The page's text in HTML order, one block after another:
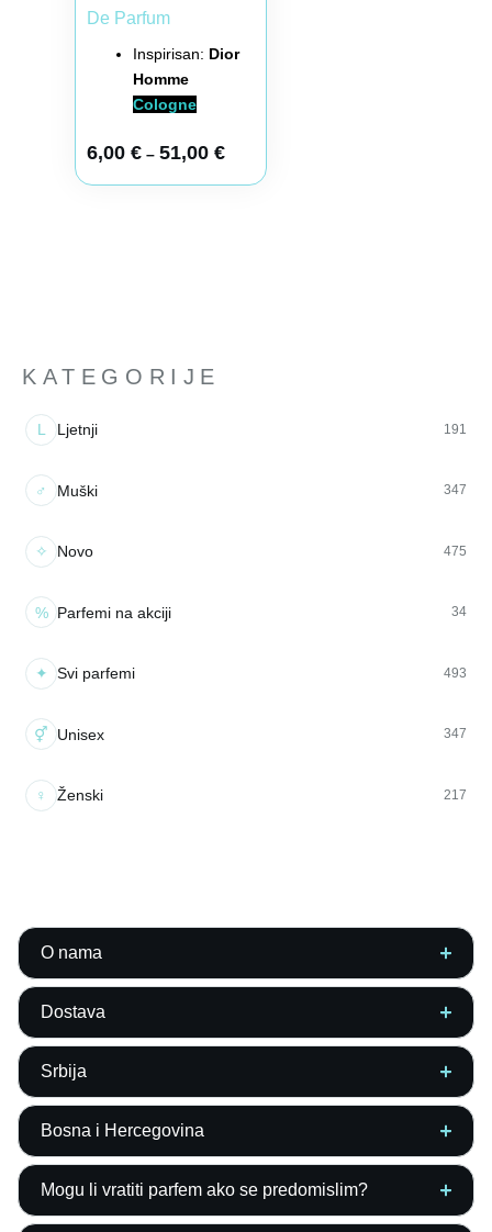
KATEGORIJE
L Ljetnji 191
♂ Muški 347
✧ Novo 475
% Parfemi na akciji 34
✦ Svi parfemi 493
⚥ Unisex 347
♀ Ženski 217
De Parfum
Inspirisan: Dior
Homme
Cologne
6,00 € – 51,00 €
O nama
Dostava
Srbija
Bosna i Hercegovina
Mogu li vratiti parfem ako se predomislim?